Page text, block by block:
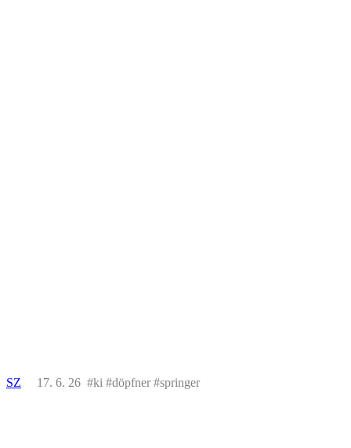
SZ 17. 6. 26 #ki #döpfner #springer